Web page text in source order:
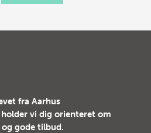
fra Aarhus
vi dig orienteret om
gode tilbud.